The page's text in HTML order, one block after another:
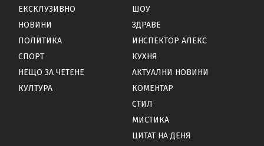
ЕКСКЛУЗИВНО
НОВИНИ
ПОЛИТИКА
СПОРТ
НЕЩО ЗА ЧЕТЕНЕ
КУЛТУРА
ШОУ
ЗДРАВЕ
ИНСПЕКТОР АЛЕКС
КУХНЯ
АКТУАЛНИ НОВИНИ
КОМЕНТАР
СТИЛ
МИСТИКА
ЦИТАТ НА ДЕНЯ